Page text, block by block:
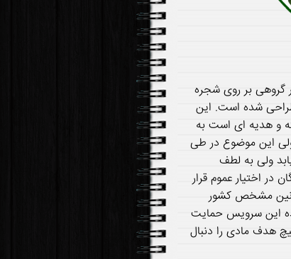
گروهی بر روی شجره
شده است. این
و هدیه ای است به
این موضوع در طی
ولی به لطف
در اختیار عموم قرار
مشخص کشور
این سرویس حمایت
هدف مادی را دنبال